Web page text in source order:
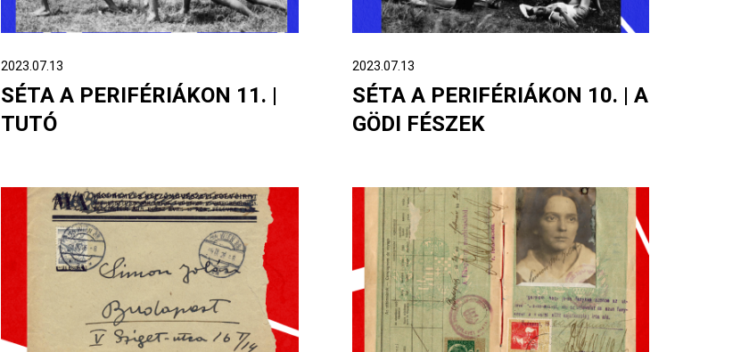
2023.07.13
SÉTA A PERIFÉRIÁKON 11. |
TUTÓ
2023.07.13
SÉTA A PERIFÉRIÁKON 10. | A
GÖDI FÉSZEK